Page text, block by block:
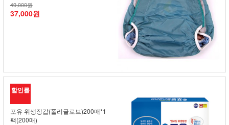
49,000원
37,000원
할인률
포유 위생장갑(폴리글로브)200매*1
팩(200매)